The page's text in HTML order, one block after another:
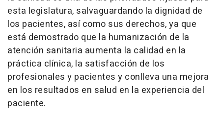
esta legislatura, salvaguardando la dignidad de
los pacientes, así como sus derechos, ya que
está demostrado que la humanización de la
atención sanitaria aumenta la calidad en la
práctica clínica, la satisfacción de los
profesionales y pacientes y conlleva una mejora
en los resultados en salud en la experiencia del
paciente.